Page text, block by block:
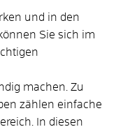
und in den
Sie sich im
machen. Zu
zählen einfache
In diesen